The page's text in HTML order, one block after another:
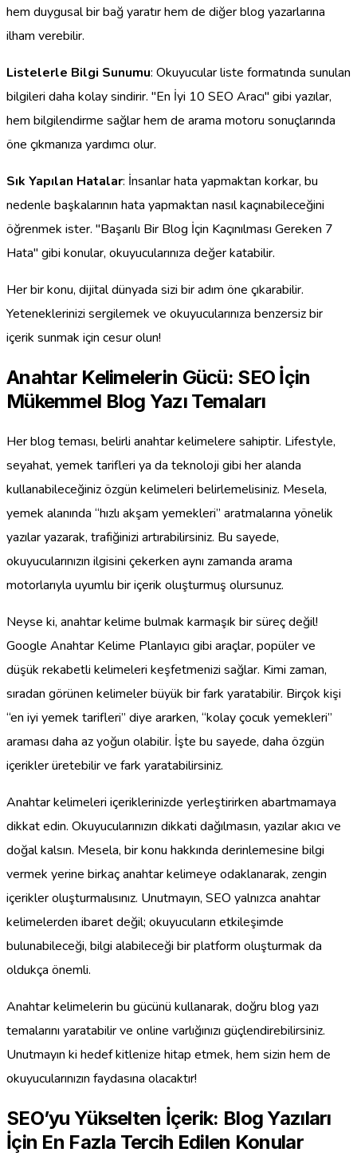
hem duygusal bir bağ yaratır hem de diğer blog yazarlarına
ilham verebilir.
Listelerle Bilgi Sunumu: Okuyucular liste formatında sunulan
bilgileri daha kolay sindirir. "En İyi 10 SEO Aracı" gibi yazılar,
hem bilgilendirme sağlar hem de arama motoru sonuçlarında
öne çıkmanıza yardımcı olur.
Sık Yapılan Hatalar: İnsanlar hata yapmaktan korkar, bu
nedenle başkalarının hata yapmaktan nasıl kaçınabileceğini
öğrenmek ister. "Başarılı Bir Blog İçin Kaçınılması Gereken 7
Hata" gibi konular, okuyucularınıza değer katabilir.
Her bir konu, dijital dünyada sizi bir adım öne çıkarabilir.
Yeteneklerinizi sergilemek ve okuyucularınıza benzersiz bir
içerik sunmak için cesur olun!
Anahtar Kelimelerin Gücü: SEO İçin
Mükemmel Blog Yazı Temaları
Her blog teması, belirli anahtar kelimelere sahiptir. Lifestyle,
seyahat, yemek tarifleri ya da teknoloji gibi her alanda
kullanabileceğiniz özgün kelimeleri belirlemelisiniz. Mesela,
yemek alanında “hızlı akşam yemekleri” aratmalarına yönelik
yazılar yazarak, trafiğinizi artırabilirsiniz. Bu sayede,
okuyucularınızın ilgisini çekerken aynı zamanda arama
motorlarıyla uyumlu bir içerik oluşturmuş olursunuz.
Neyse ki, anahtar kelime bulmak karmaşık bir süreç değil!
Google Anahtar Kelime Planlayıcı gibi araçlar, popüler ve
düşük rekabetli kelimeleri keşfetmenizi sağlar. Kimi zaman,
sıradan görünen kelimeler büyük bir fark yaratabilir. Birçok kişi
“en iyi yemek tarifleri” diye ararken, “kolay çocuk yemekleri”
araması daha az yoğun olabilir. İşte bu sayede, daha özgün
içerikler üretebilir ve fark yaratabilirsiniz.
Anahtar kelimeleri içeriklerinizde yerleştirirken abartmamaya
dikkat edin. Okuyucularınızın dikkati dağılmasın, yazılar akıcı ve
doğal kalsın. Mesela, bir konu hakkında derinlemesine bilgi
vermek yerine birkaç anahtar kelimeye odaklanarak, zengin
içerikler oluşturmalısınız. Unutmayın, SEO yalnızca anahtar
kelimelerden ibaret değil; okuyucuların etkileşimde
bulunabileceği, bilgi alabileceği bir platform oluşturmak da
oldukça önemli.
Anahtar kelimelerin bu gücünü kullanarak, doğru blog yazı
temalarını yaratabilir ve online varlığınızı güçlendirebilirsiniz.
Unutmayın ki hedef kitlenize hitap etmek, hem sizin hem de
okuyucularınızın faydasına olacaktır!
SEO’yu Yükselten İçerik: Blog Yazıları
İçin En Fazla Tercih Edilen Konular